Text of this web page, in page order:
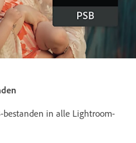
bestanden in alle Lightroom-